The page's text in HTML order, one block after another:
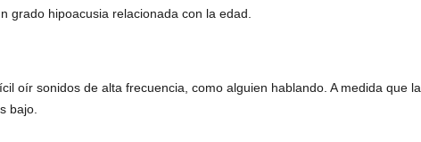
grado hipoacusia relacionada con la edad.
oír sonidos de alta frecuencia, como alguien hablando. A medida que la
bajo.